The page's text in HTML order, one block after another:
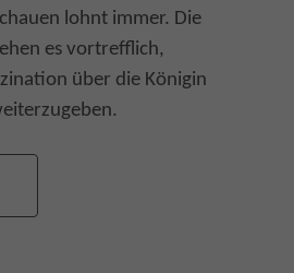
lohnt immer. Die
es vortrefflich,
über die Königin